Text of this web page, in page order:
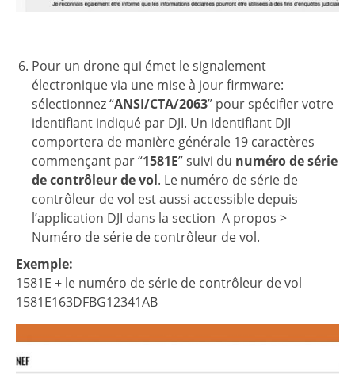
Pour un drone qui émet le signalement
électronique via une mise à jour firmware:
sélectionnez “ANSI/CTA/2063” pour spécifier votre
identifiant indiqué par DJI. Un identifiant DJI
comportera de manière générale 19 caractères
commençant par “1581E” suivi du numéro de série
de contrôleur de vol. Le numéro de série de
contrôleur de vol est aussi accessible depuis
l’application DJI dans la section A propos >
Numéro de série de contrôleur de vol.
Exemple:
1581E + le numéro de série de contrôleur de vol
1581E163DFBG12341AB